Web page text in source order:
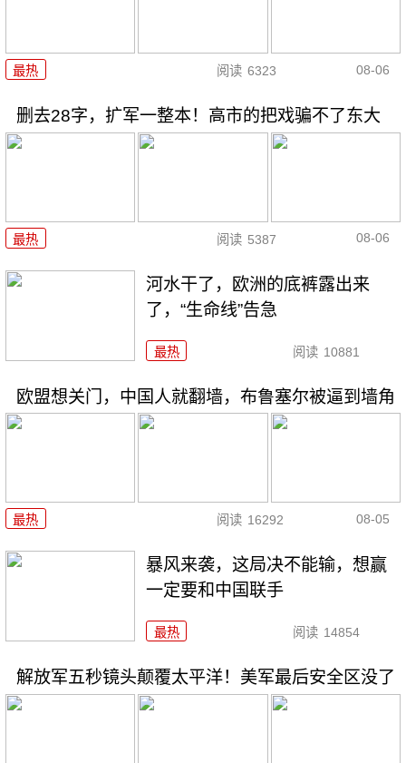
最热 阅读 6323 08-06
删去28字，扩军一整本！高市的把戏骗不了东大
最热 阅读 5387 08-06
河水干了，欧洲的底裤露出来
了，“生命线”告急
最热 阅读 10881
欧盟想关门，中国人就翻墙，布鲁塞尔被逼到墙角
最热 阅读 16292 08-05
暴风来袭，这局决不能输，想赢
一定要和中国联手
最热 阅读 14854
解放军五秒镜头颠覆太平洋！美军最后安全区没了